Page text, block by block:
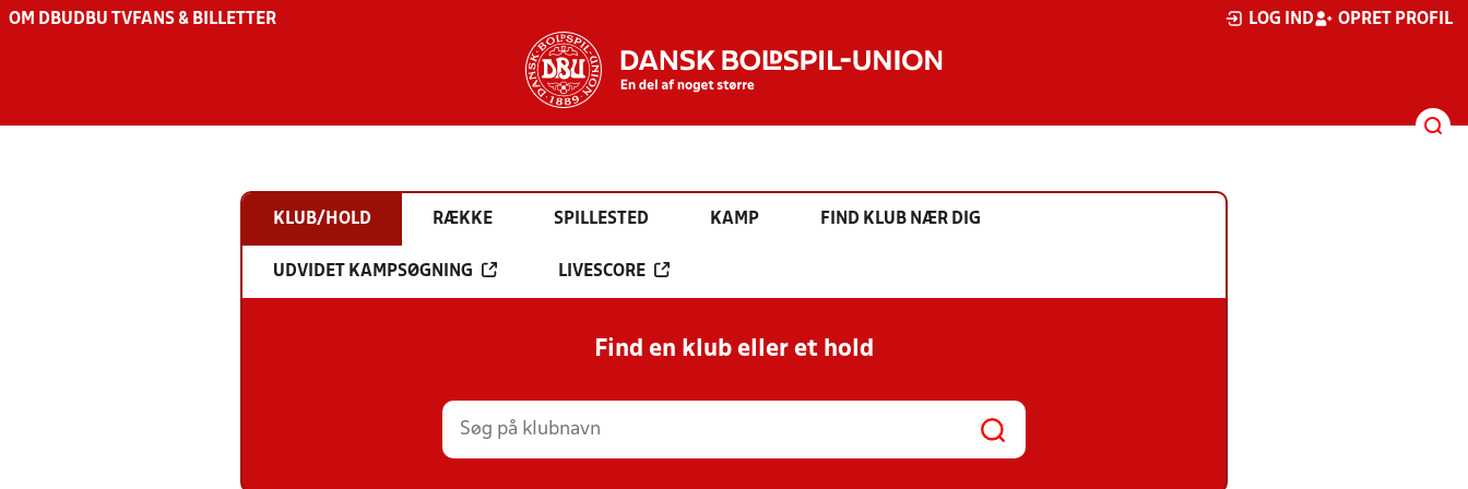
OM DBU DBU TV FANS & BILLETTER LOG IND OPRET PROFIL
KLUB/HOLD RÆKKE SPILLESTED KAMP FIND KLUB NÆR DIG
UDVIDET KAMPSØGNING LIVESCORE
Find en klub eller et hold